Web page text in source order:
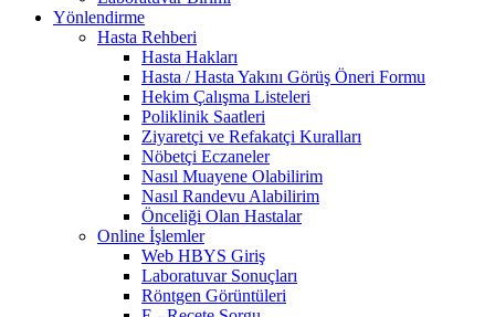
Yönlendirme
Hasta Rehberi
Hasta Hakları
Hasta / Hasta Yakını Görüş Öneri Formu
Hekim Çalışma Listeleri
Poliklinik Saatleri
Ziyaretçi ve Refakatçi Kuralları
Nöbetçi Eczaneler
Nasıl Muayene Olabilirim
Nasıl Randevu Alabilirim
Önceliği Olan Hastalar
Online İşlemler
Web HBYS Giriş
Laboratuvar Sonuçları
Röntgen Görüntüleri